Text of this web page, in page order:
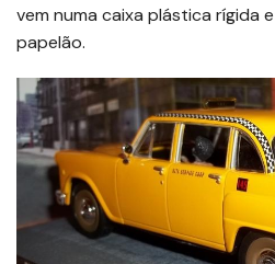
vem numa caixa plástica rígida
papelão.